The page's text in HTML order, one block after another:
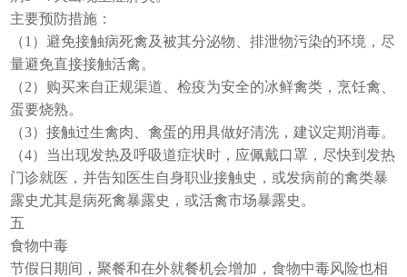
主要预防措施：
（1）避免接触病死禽及被其分泌物、排泄物污染的环境，尽
量避免直接接触活禽。
（2）购买来自正规渠道、检疫为安全的冰鲜禽类，烹饪禽、
蛋要烧熟。
（3）接触过生禽肉、禽蛋的用具做好清洗，建议定期消毒。
（4）当出现发热及呼吸道症状时，应佩戴口罩，尽快到发热
门诊就医，并告知医生自身职业接触史，或发病前的禽类暴
露史尤其是病死禽暴露史，或活禽市场暴露史。
五
食物中毒
节假日期间，聚餐和在外就餐机会增加，食物中毒风险也相